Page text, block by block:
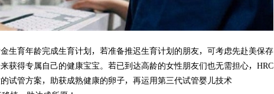
生育年龄完成生育计划，若准备推迟生育计划的朋友，可考虑先赴美保存
获得专属自己的健康宝宝。若已到达高龄的女性朋友们也无需担心，HRC
试管方案，助获成熟健康的卵子，再运用第三代试管婴儿技术